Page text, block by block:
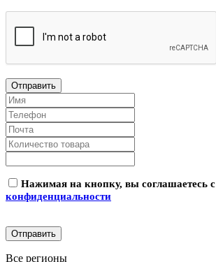
Нажимая на кнопку, вы соглашаетесь с
конфиденциальности
Все регионы